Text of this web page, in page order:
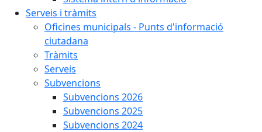
Serveis i tràmits
Oficines municipals - Punts d'informació
ciutadana
Tràmits
Serveis
Subvencions
Subvencions 2026
Subvencions 2025
Subvencions 2024